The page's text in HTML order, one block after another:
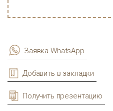
Заявка WhatsApp
Добавить в закладки
Получить презентацию